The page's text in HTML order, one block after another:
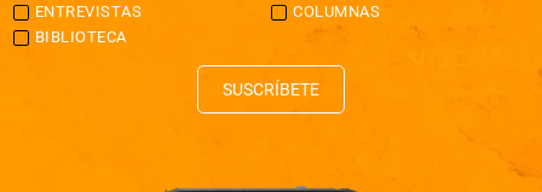
ENTREVISTAS
COLUMNAS
BIBLIOTECA
SUSCRÍBETE